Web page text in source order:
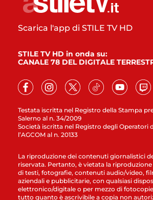
Testata iscritta nel Registro della Stampa
Salerno al n. 34/2009
Società iscritta nel Registro degli Operatori
l’AGCOM al n. 20133
Scarica l'app di STILE TV HD
STILE TV HD in onda su:
CANALE 78 DEL DIGITALE
La riproduzione dei contenuti giornalistici
riservata. Pertanto, è vietata la riproduzione
di testi, fotografie, contenuti audio/video,
aziendali e pubblicitarie, con qualsiasi
elettronico/digitale o per mezzo di
tutto quanto è ascrivibile a copia non